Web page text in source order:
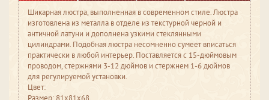
Шикарная люстра, выполненная в современном стиле. Люстра
изготовлена из металла в отделе из текстурной черной и
античной латуни и дополнена узкими стеклянными
цилиндрами. Подобная люстра несомненно сумеет вписаться
практически в любой интерьер. Поставляется с 15-дюймовым
проводом, стержнями 3-12 дюймов и стержнем 1-6 дюймов
для регулируемой установки.
Цвет:
Размер: 81x81x68